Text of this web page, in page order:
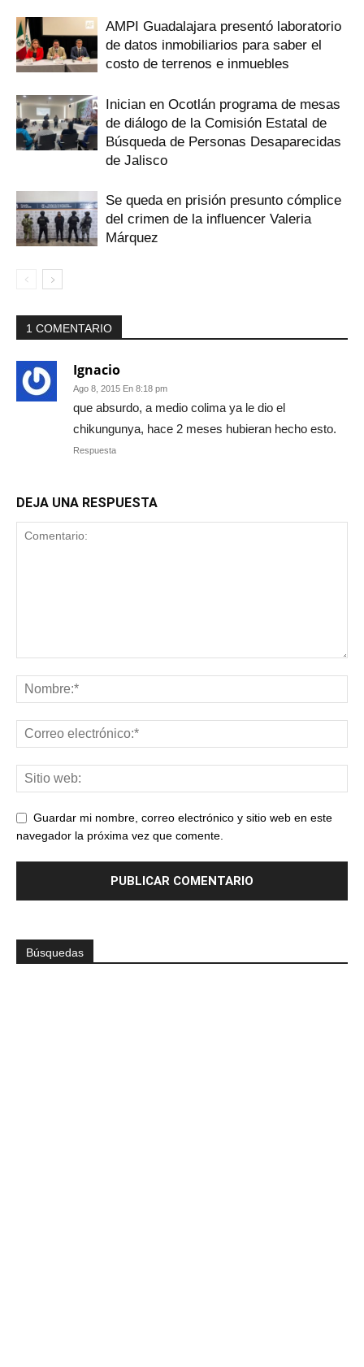
AMPI Guadalajara presentó laboratorio
de datos inmobiliarios para saber el
costo de terrenos e inmuebles
Inician en Ocotlán programa de mesas
de diálogo de la Comisión Estatal de
Búsqueda de Personas Desaparecidas
de Jalisco
Se queda en prisión presunto cómplice
del crimen de la influencer Valeria
Márquez
1 COMENTARIO
Ignacio
Ago 8, 2015 En 8:18 pm
que absurdo, a medio colima ya le dio el
chikungunya, hace 2 meses hubieran hecho esto.
Respuesta
DEJA UNA RESPUESTA
Guardar mi nombre, correo electrónico y sitio web en este
navegador la próxima vez que comente.
Búsquedas